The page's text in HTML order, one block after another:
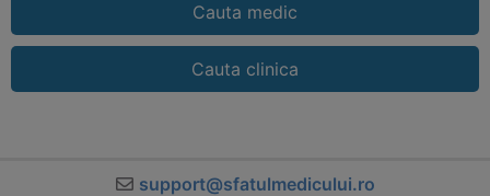
Cauta medic
Cauta clinica
support@sfatulmedicului.ro